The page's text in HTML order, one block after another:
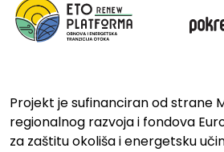
Projekt je sufinanciran od strane
regionalnog razvoja i fondova
za zaštitu okoliša i energetsku